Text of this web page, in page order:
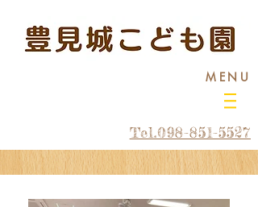
MENU
Tel.098-851-5527